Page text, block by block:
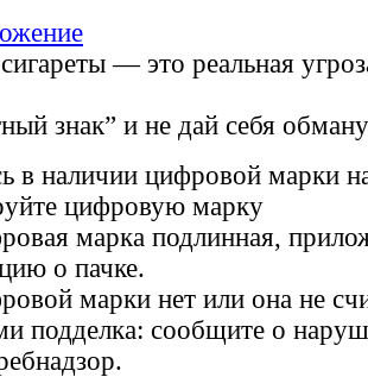
— это реальная
знак” и не дай себя
в наличии цифровой марки
цифровую марку
марка подлинная,
о пачке.
марки нет или она не
подделка: сообщите о